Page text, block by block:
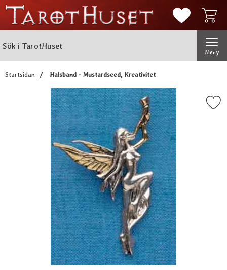
Mina
Meny
Startsidan Halsband - Mustardseed, Kreativitet
Markera halsband -